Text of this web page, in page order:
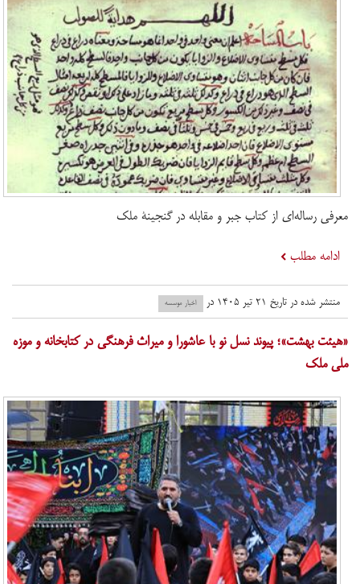
معرفی رساله‌ای از کتاب جبر و مقابله در گنجینۀ ملک
ادامه مطلب
منتشر شده در تاریخ ۲۱ تیر ۱۴۰۵ در اخبار موسسه
«هیئت بهشت»؛ پیوند نسل نو با عاشورا و میراث فرهنگی در کتابخانه و موزه
ملی ملک